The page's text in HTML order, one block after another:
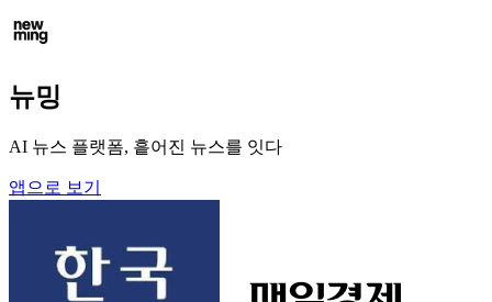
뉴밍
AI 뉴스 플랫폼, 흩어진 뉴스를 잇다
앱으로 보기